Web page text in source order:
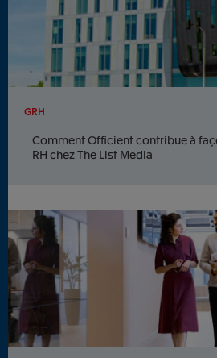
GRH
Comment Officient contribue à
RH chez The List Media